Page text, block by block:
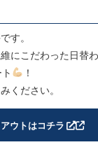
す。
にこだわった日替
！
ください。
ウトはコチラ